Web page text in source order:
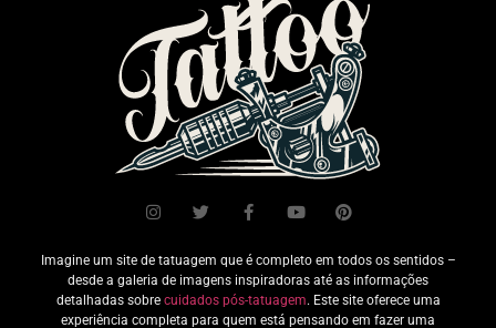
Imagine um site de tatuagem que é completo em todos os sentidos –
desde a galeria de imagens inspiradoras até as informações
detalhadas sobre cuidados pós-tatuagem. Este site oferece uma
experiência completa para quem está pensando em fazer uma